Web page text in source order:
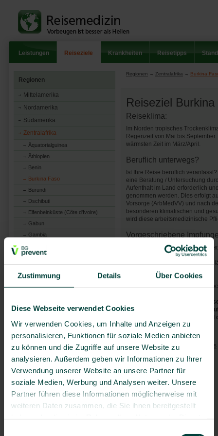
Zustimmung Details Über Cookies
Diese Webseite verwendet Cookies
Wir verwenden Cookies, um Inhalte und Anzeigen zu
personalisieren, Funktionen für soziale Medien anbieten
zu können und die Zugriffe auf unsere Website zu
analysieren. Außerdem geben wir Informationen zu Ihrer
Verwendung unserer Website an unsere Partner für
soziale Medien, Werbung und Analysen weiter. Unsere
Partner führen diese Informationen möglicherweise mit
weiteren Daten zusammen, die Sie ihnen bereitgestellt
Leistungen Reiseziele Krankheiten Reisetipps
Regionen
Mittelamerika
Nordamerika
Südamerika
Zentralafrika
Äquatorialguinea
Äthiopien
Benin
Burkina Faso
Burundi
Dschibuti
Elfenbeinküste (Côte d'Ivoire)
Gabun
Gambia
Guinea
Kamerun
Liberia
Nigeria
Ruanda
São Tomé und Príncipe
Senegal
Sierra Leone
Kongo (Demokratische
Republik)
Somalia
Südsudan
Tansania
Regionen Zentralafrika Burkina
Reiseziel
Reiseklima:
Im Norden tropisches
Regenzeit von Mai bis
wärmsten Zeit im März/April.
Beruflich unterwegs?
Ist Ihre Reise beruflich
eine Beratung / Untersuchung
Aufenthalt im Land erforderlich
genommen werden. Dies erfolgt
Vorsorge (ArbMedVV) und nach
besonderen klimatischen und
wird diese arbeitsmedizinische
Vorgeschriebene
Bei der Einreise ist eineGelbfieber
Bei Ausreise ist für Personen, die
vorgeschrieben.
Die Impfung muss zwischen 4
Die aktuellen
(z.B. bzgl. Covid-19, Polio etc.)
)
Empfohlene Impfungen:
Tetanus/Diphtherie
Pertussis
Polio
Masern
Typhus
Meningokokken
Gelbfieber